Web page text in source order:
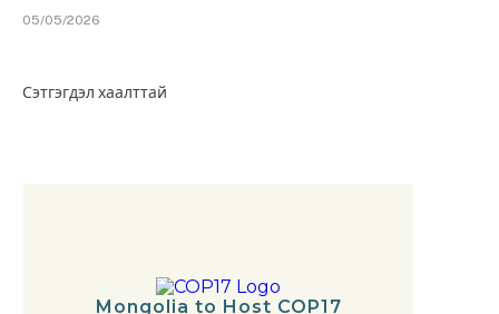
05/05/2026
Сэтгэгдэл хаалттай